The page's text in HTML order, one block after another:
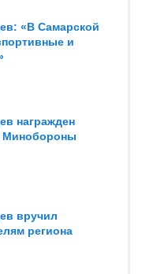
«В Самарской
и
награжден
Минобороны
вручил
региона